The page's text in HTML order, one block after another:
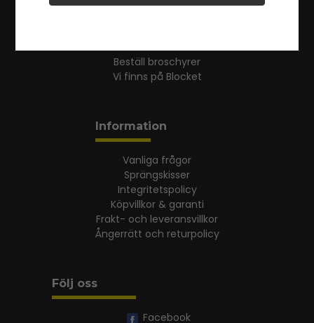
Om KTS
Beställ broschyrer
Vi finns på Blocket
Information
Vanliga frågor
Sprängskisser
Integritetspolicy
Köpvillkor & garanti
Frakt- och leveransvillkor
Ångerrätt och returpolicy
Följ oss
Facebook